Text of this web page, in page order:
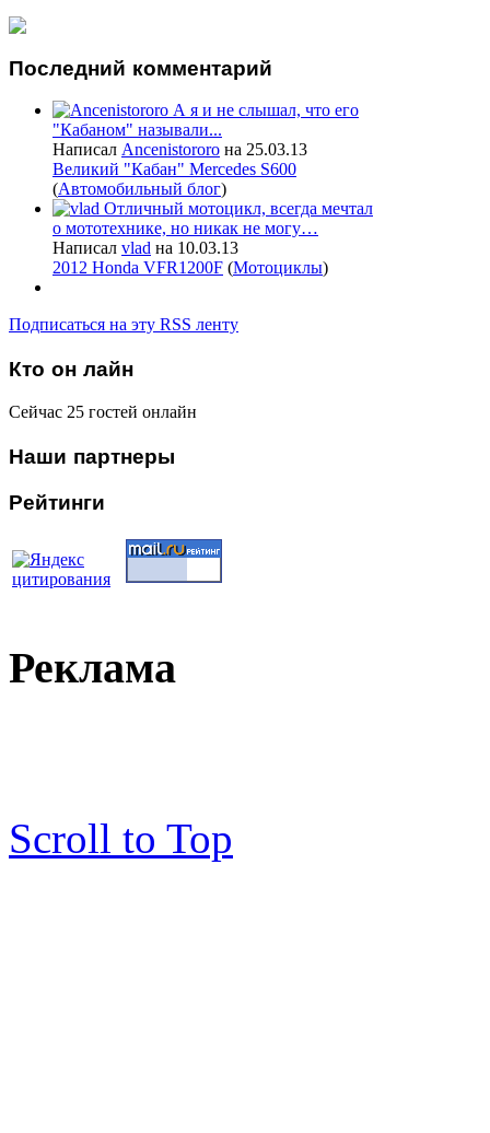
Последний комментарий
А я и не слышал, что его
"Кабаном" называли...
Написал Ancenistororo на 25.03.13
Великий "Кабан" Mercedes S600
(Автомобильный блог)
Отличный мотоцикл, всегда мечтал
о мототехнике, но никак не могу…
Написал vlad на 10.03.13
2012 Honda VFR1200F (Мотоциклы)
Подписаться на эту RSS ленту
Кто он лайн
Сейчас 25 гостей онлайн
Наши партнеры
Рейтинги
Реклама
Scroll to Top